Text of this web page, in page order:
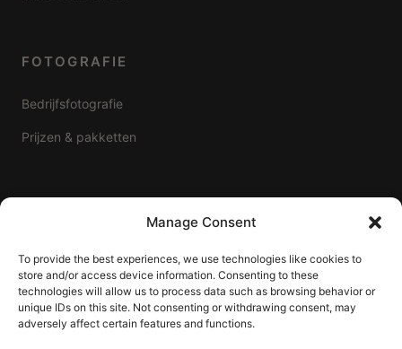
Manage Consent
To provide the best experiences, we use technologies like cookies to
store and/or access device information. Consenting to these
technologies will allow us to process data such as browsing behavior or
unique IDs on this site. Not consenting or withdrawing consent, may
adversely affect certain features and functions.
FOTOGRAFIE
Bedrijfsfotografie
Prijzen & pakketten
Videoproductie Leiden
Videoproductie Gouda